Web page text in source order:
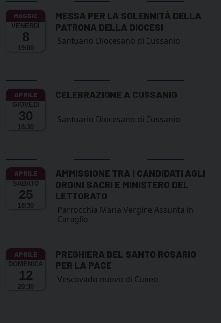
VENERDÌ
8
19:00
MESSA PER LA SOLENNITÀ DELLA
PATRONA DELLA DIOCESI
Santuario Diocesano di Cussanio
GIOVEDÌ
30
18:30
CELEBRAZIONE A CUSSANIO
Santuario Diocesano di Cussanio
SABATO
25
18:30
AMMISSIONE TRA I CANDIDATI AGLI
ORDINI SACRI E MINISTERO DEL
LETTORATO
Parrocchia Maria Vergine Assunta in
Caraglio
DOMENICA
12
20:30
PREGHIERA DEL SANTO ROSARIO
PER LA PACE
Vescovado nuovo di Cuneo